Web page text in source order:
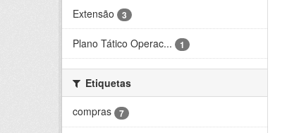
Extensão 3
Plano Tático Operac... 1
Etiquetas
compras
7